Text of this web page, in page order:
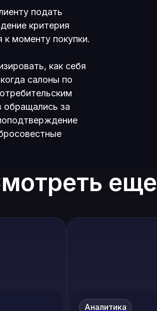
подать
критерия
к моменту покупки.
как себя
салоны по
за
Аналитика
еще